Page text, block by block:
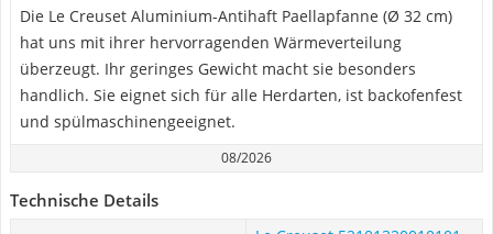
Die Le Creuset Aluminium-Antihaft Paellapfanne (Ø 32 cm)
hat uns mit ihrer hervorragenden Wärmeverteilung
überzeugt. Ihr geringes Gewicht macht sie besonders
handlich. Sie eignet sich für alle Herdarten, ist backofenfest
und spülmaschinengeeignet.
08/2026
Technische Details